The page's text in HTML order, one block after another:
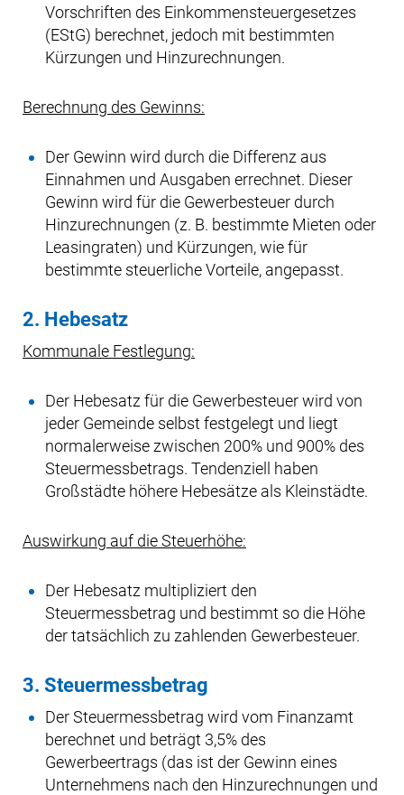
Vorschriften des Einkommensteuergesetzes
(EStG) berechnet, jedoch mit bestimmten
Kürzungen und Hinzurechnungen.
Berechnung des Gewinns:
Der Gewinn wird durch die Differenz aus
Einnahmen und Ausgaben errechnet. Dieser
Gewinn wird für die Gewerbesteuer durch
Hinzurechnungen (z. B. bestimmte Mieten oder
Leasingraten) und Kürzungen, wie für
bestimmte steuerliche Vorteile, angepasst.
2. Hebesatz
Kommunale Festlegung:
Der Hebesatz für die Gewerbesteuer wird von
jeder Gemeinde selbst festgelegt und liegt
normalerweise zwischen 200% und 900% des
Steuermessbetrags. Tendenziell haben
Großstädte höhere Hebesätze als Kleinstädte.
Auswirkung auf die Steuerhöhe:
Der Hebesatz multipliziert den
Steuermessbetrag und bestimmt so die Höhe
der tatsächlich zu zahlenden Gewerbesteuer.
3. Steuermessbetrag
Der Steuermessbetrag wird vom Finanzamt
berechnet und beträgt 3,5% des
Gewerbeertrags (das ist der Gewinn eines
Unternehmens nach den Hinzurechnungen und